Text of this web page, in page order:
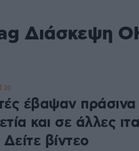
Διάσκεψη
έβαψαν
και σε άλλες
βίντεο
20